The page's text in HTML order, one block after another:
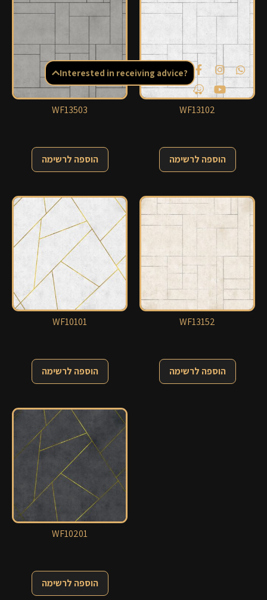
WF13503
הוספה לרשימה
WF13102
הוספה לרשימה
WF10101
הוספה לרשימה
WF13152
הוספה לרשימה
WF10201
הוספה לרשימה
Interested in receiving advice?